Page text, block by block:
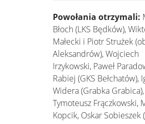
Powołania otrzymali:
Błoch (LKS Będków),
Małecki i Piotr Strużek
Aleksandrów), Wojciech
Irzykowski, Paweł
Rabiej (GKS Bełchatów),
Widera (Grabka Grabica),
Tymoteusz Frączkowski,
Kopcik, Oskar Sobieszek